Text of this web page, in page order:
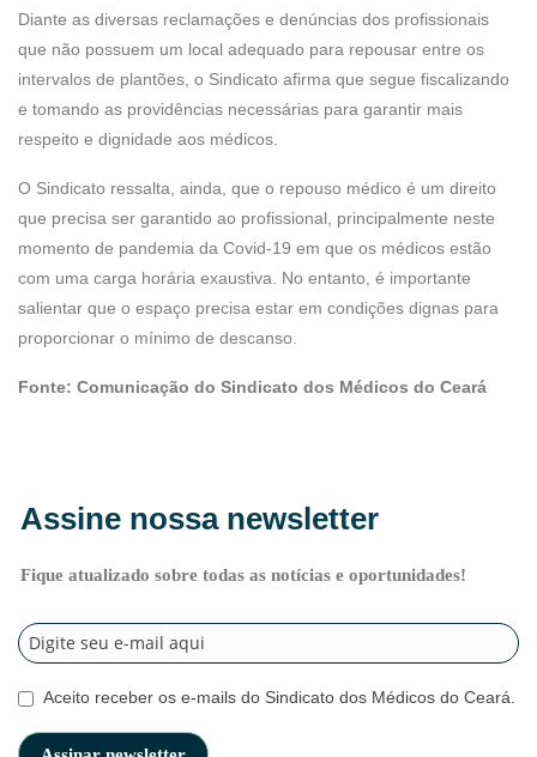
Diante as diversas reclamações e denúncias dos profissionais
que não possuem um local adequado para repousar entre os
intervalos de plantões, o Sindicato afirma que segue fiscalizando
e tomando as providências necessárias para garantir mais
respeito e dignidade aos médicos.
O Sindicato ressalta, ainda, que o repouso médico é um direito
que precisa ser garantido ao profissional, principalmente neste
momento de pandemia da Covid-19 em que os médicos estão
com uma carga horária exaustiva. No entanto, é importante
salientar que o espaço precisa estar em condições dignas para
proporcionar o mínimo de descanso.
Fonte: Comunicação do Sindicato dos Médicos do Ceará
Assine nossa newsletter
Fique atualizado sobre todas as notícias e oportunidades!
Aceito receber os e-mails do Sindicato dos Médicos do Ceará.